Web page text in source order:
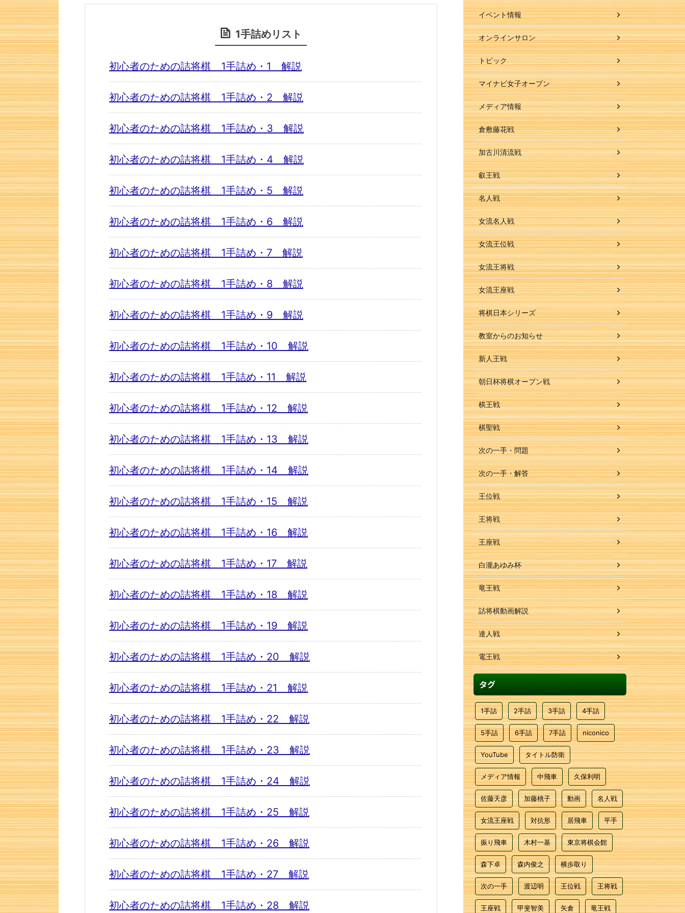
1手詰めリスト
初心者のための詰将棋 1手詰め・1 解説
初心者のための詰将棋 1手詰め・2 解説
初心者のための詰将棋 1手詰め・3 解説
初心者のための詰将棋 1手詰め・4 解説
初心者のための詰将棋 1手詰め・5 解説
初心者のための詰将棋 1手詰め・6 解説
初心者のための詰将棋 1手詰め・7 解説
初心者のための詰将棋 1手詰め・8 解説
初心者のための詰将棋 1手詰め・9 解説
初心者のための詰将棋 1手詰め・10 解説
初心者のための詰将棋 1手詰め・11 解説
初心者のための詰将棋 1手詰め・12 解説
初心者のための詰将棋 1手詰め・13 解説
初心者のための詰将棋 1手詰め・14 解説
初心者のための詰将棋 1手詰め・15 解説
初心者のための詰将棋 1手詰め・16 解説
初心者のための詰将棋 1手詰め・17 解説
初心者のための詰将棋 1手詰め・18 解説
初心者のための詰将棋 1手詰め・19 解説
初心者のための詰将棋 1手詰め・20 解説
初心者のための詰将棋 1手詰め・21 解説
初心者のための詰将棋 1手詰め・22 解説
初心者のための詰将棋 1手詰め・23 解説
初心者のための詰将棋 1手詰め・24 解説
初心者のための詰将棋 1手詰め・25 解説
初心者のための詰将棋 1手詰め・26 解説
初心者のための詰将棋 1手詰め・27 解説
初心者のための詰将棋 1手詰め・28 解説
イベント情報
オンラインサロン
トピック
マイナビ女子オープン
メディア情報
倉敷藤花戦
加古川清流戦
叡王戦
名人戦
女流名人戦
女流王位戦
女流王将戦
女流王座戦
将棋日本シリーズ
教室からのお知らせ
新人王戦
朝日杯将棋オープン戦
棋王戦
棋聖戦
次の一手・問題
次の一手・解答
王位戦
王将戦
王座戦
白瀧あゆみ杯
竜王戦
詰将棋動画解説
達人戦
電王戦
タグ
1手詰 2手詰 3手詰 4手詰
5手詰 6手詰 7手詰 niconico
YouTube タイトル防衛
メディア情報 中飛車 久保利明
佐藤天彦 加藤桃子 動画 名人戦
女流王座戦 対抗形 居飛車 平手
振り飛車 木村一基 東京将棋会館
森下卓 森内俊之 横歩取り
次の一手 渡辺明 王位戦 王将戦
王座戦 甲斐智美 矢倉 竜王戦